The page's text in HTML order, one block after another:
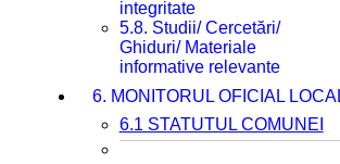
integritate
5.8. Studii/ Cercetări/
Ghiduri/ Materiale
informative relevante
6. MONITORUL OFICIAL
6.1 STATUTUL COMUNEI